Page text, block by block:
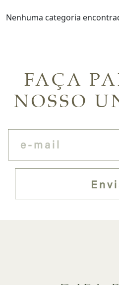
Nenhuma categoria
FAÇA
NOSSO